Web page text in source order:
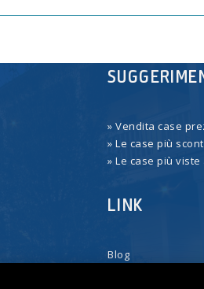
» Vendita case
» Le case più
» Le case più
LINK
Blog
» Vendita case
» Le case più
» Le case più
LINK
Blog